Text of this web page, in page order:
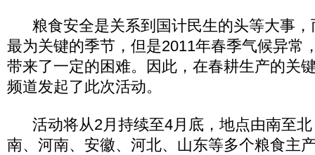
粮食安全是关系到国计民生的头等大事，
最为关键的季节，但是2011年春季气候异常
带来了一定的困难。因此，在春耕生产的关
频道发起了此次活动。
活动将从2月持续至4月底，地点由南至北
南、河南、安徽、河北、山东等多个粮食主